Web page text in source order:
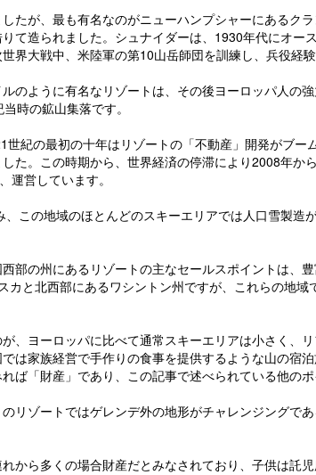
たが、最も有名なのがニューハンプシャーにある
て造られました。シュナイダーは、1930年代にオ
界大戦中、米陸軍の第10山岳師団を訓練し、兵役経
のように有名なリゾートは、その後ヨーロッパ人の
時の鉱山集落です。
紀の最初の十年はリゾートの「不動産」開発がブ
た。この時期から、世界経済の停滞により2008年
運営しています。
この地域のほとんどのスキーエリアでは人口雪製
部の州にあるリゾートの主なセールスポイントは
と北西部にあるワシントン州ですが、これらの地
、ヨーロッパに比べて通常スキーエリアは小さく
は家族経営で手作りの食事を提供するような山の
ば「財産」であり、この記事で述べられている他の
リゾートではゲレンデ外の地形がチャレンジング
から多くの場合財産だとみなされており、子供は託